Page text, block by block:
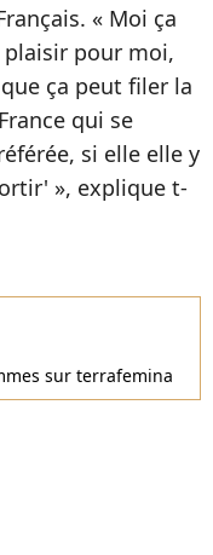
« Moi ça
pour moi,
ça peut filer la
qui se
si elle elle y
», explique t-
sur terrafemina